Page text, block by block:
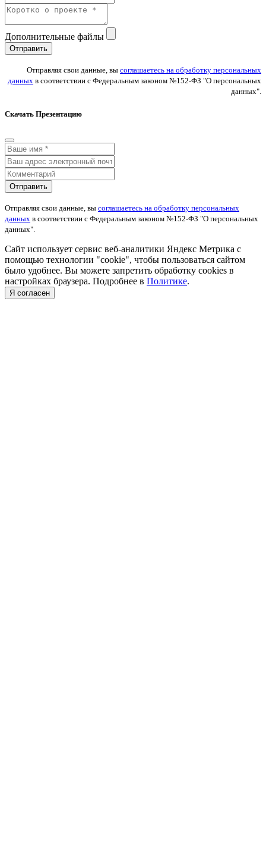
Дополнительные файлы
Отправить
Отправляя свои данные, вы соглашаетесь на обработку персональных
данных в соответствии с Федеральным законом №152-ФЗ "О персональных
данных".
Скачать Презентацию
Отправить
Отправляя свои данные, вы соглашаетесь на обработку персональных
данных в соответствии с Федеральным законом №152-ФЗ "О персональных
данных".
Сайт использует сервис веб-аналитики Яндекс Метрика с
помощью технологии "cookie", чтобы пользоваться сайтом
было удобнее. Вы можете запретить обработку cookies в
настройках браузера. Подробнее в Политике.
Я согласен